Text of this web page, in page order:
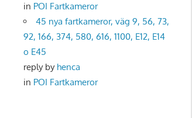
in POI Fartkameror
45 nya fartkameror, väg 9, 56, 73,
92, 166, 374, 580, 616, 1100, E12, E14
o E45
reply by henca
in POI Fartkameror